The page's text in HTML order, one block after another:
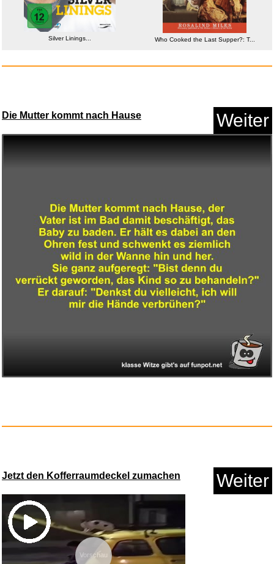
Anzeige
Anzeige
Silver Linings... Who Cooked the Last Supper?: T...
Die Mutter kommt nach Hause Weiter
Jetzt den Kofferraumdeckel zumachen Weiter
Vorschau